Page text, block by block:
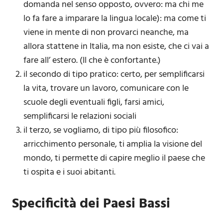
domanda nel senso opposto, ovvero: ma chi me
lo fa fare a imparare la lingua locale): ma come ti
viene in mente di non provarci neanche, ma
allora stattene in Italia, ma non esiste, che ci vai a
fare all’ estero. (Il che è confortante.)
il secondo di tipo pratico: certo, per semplificarsi
la vita, trovare un lavoro, comunicare con le
scuole degli eventuali figli, farsi amici,
semplificarsi le relazioni sociali
il terzo, se vogliamo, di tipo più filosofico:
arricchimento personale, ti amplia la visione del
mondo, ti permette di capire meglio il paese che
ti ospita e i suoi abitanti.
Specificità dei Paesi Bassi